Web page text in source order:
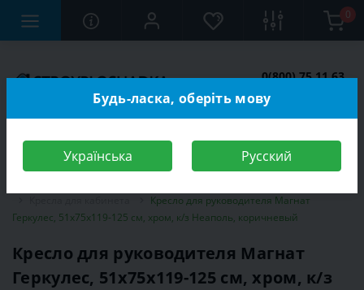
0
0(800) 75 11 63
Кресло для руководителя Магнат
Геркулес, 51х75х119-125 см, хром, к/з Неаполь, коричневый
Кресло для руководителя Магнат
Геркулес, 51х75х119-125 см, хром, к/з
Будь-ласка, оберіть мову
Українська Русский